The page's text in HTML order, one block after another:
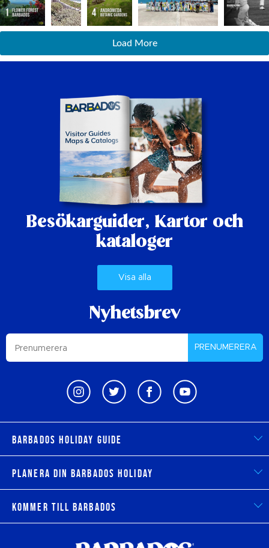
Load More
Besökarguider, Kartor och
kataloger
Visa alla
Nyhetsbrev
PRENUMERERA
Barbados Holiday Guide
Planera din Barbados Holiday
Kommer till Barbados